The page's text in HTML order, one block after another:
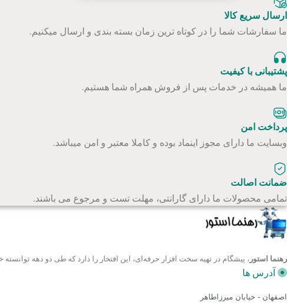
ارسال سریع کالا
ما سفارشات شما را در کوتاه ترین زمان بسته بندی و ارسال میکنیم.
پشتیبانی با کیفیت
ما همیشه در خدمات پس از فروش همراه شما هستیم.
پرداخت امن
وبسایت ما دارای مجوز اینماد بوده و کاملا معتبر و امن میباشد.
ضمانت اصالت
تمامی محصولات ما دارای گارانتی، مهلت تست و مرجوع می باشند.
رهنما استور ، پیشگام در تهیه سخت افزار حرفه‌ای، این افتخار را دارد که طی دو دهه
آدرس ها
اصفهان - خیابان میرزاطاهر